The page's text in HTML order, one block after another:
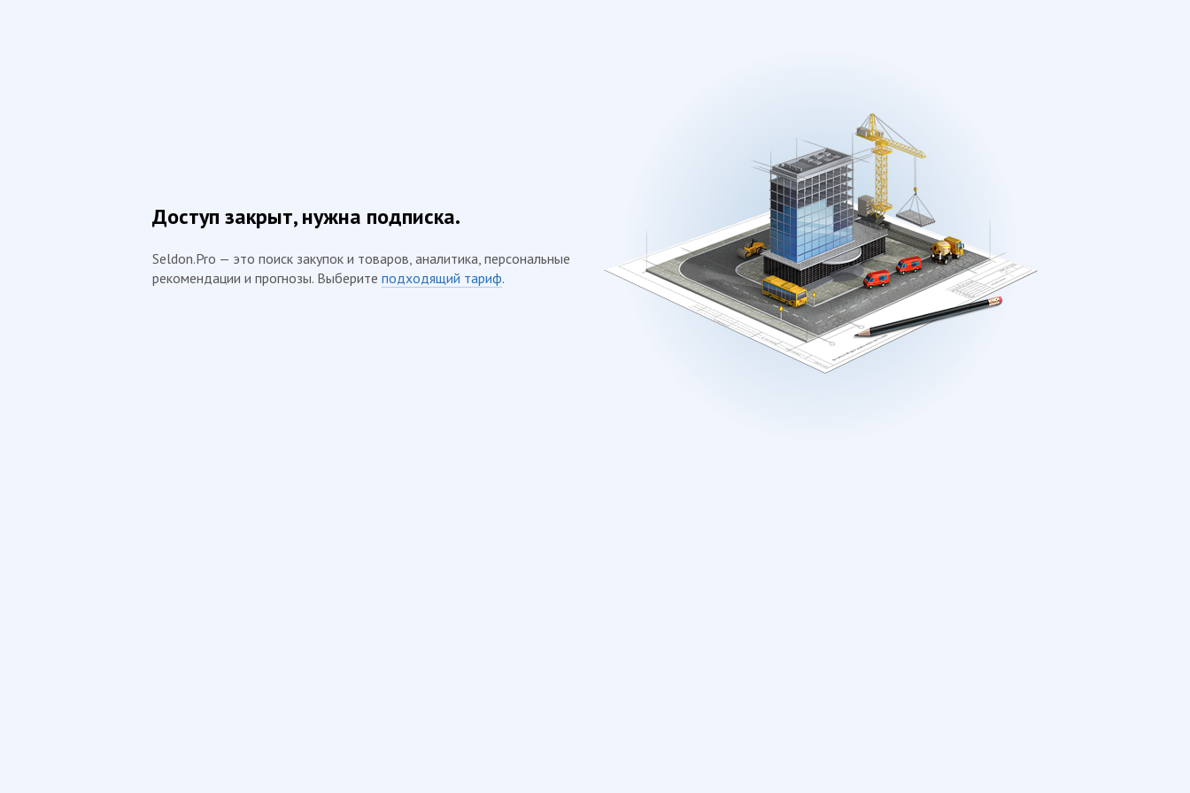
Доступ закрыт, нужна подписка.
Seldon.Pro — это поиск закупок и товаров, аналитика, персональные
рекомендации и прогнозы. Выберите подходящий тариф.